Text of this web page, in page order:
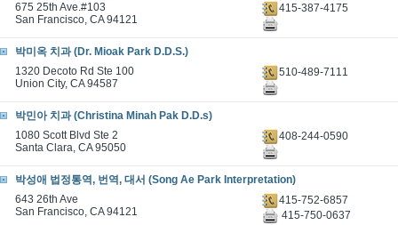
675 25th Ave.#103
San Francisco, CA 94121
415-387-4175
박미옥 치과 (Dr. Mioak Park D.D.S.)
1320 Decoto Rd Ste 100
Union City, CA 94587
510-489-7111
박민아 치과 (Christina Minah Pak D.D.s)
1080 Scott Blvd Ste 2
Santa Clara, CA 95050
408-244-0590
박성애 법정통역, 번역, 대서 (Song Ae Park Interpretation)
643 26th Ave
San Francisco, CA 94121
415-752-6857
415-750-0637